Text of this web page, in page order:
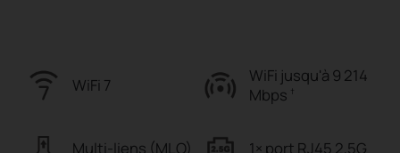
WiFi 7 WiFi jusqu'à 9 214
Mbps †
Multi-liens (MLO) 1× port RJ45 2,5G